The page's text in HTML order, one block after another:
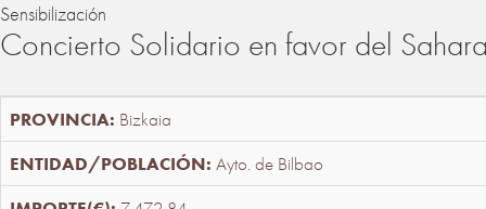
Sensibilización
Concierto Solidario en favor del
Bizkaia
Ayto. de Bilbao